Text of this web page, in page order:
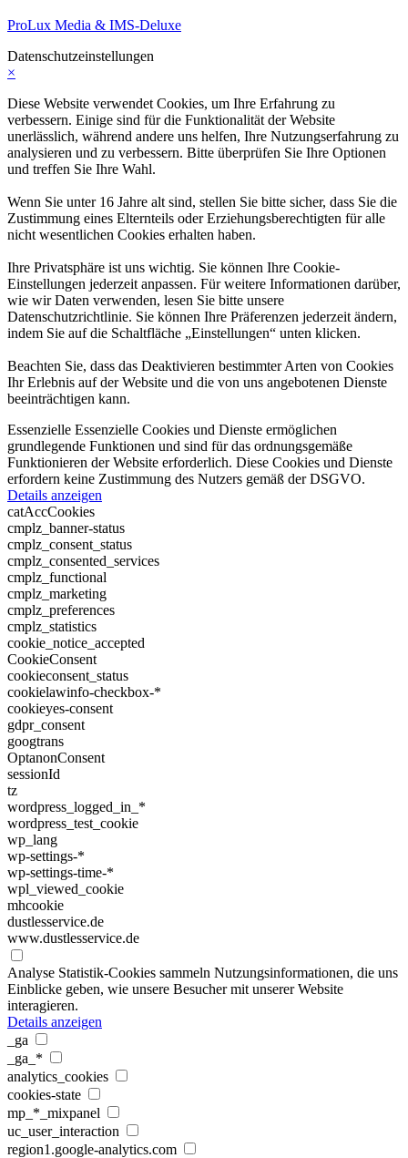
ProLux Media & IMS-Deluxe
Datenschutzeinstellungen
×
Diese Website verwendet Cookies, um Ihre Erfahrung zu
verbessern. Einige sind für die Funktionalität der Website
unerlässlich, während andere uns helfen, Ihre Nutzungserfahrung zu
analysieren und zu verbessern. Bitte überprüfen Sie Ihre Optionen
und treffen Sie Ihre Wahl.
Wenn Sie unter 16 Jahre alt sind, stellen Sie bitte sicher, dass Sie die
Zustimmung eines Elternteils oder Erziehungsberechtigten für alle
nicht wesentlichen Cookies erhalten haben.
Ihre Privatsphäre ist uns wichtig. Sie können Ihre Cookie-
Einstellungen jederzeit anpassen. Für weitere Informationen darüber,
wie wir Daten verwenden, lesen Sie bitte unsere
Datenschutzrichtlinie. Sie können Ihre Präferenzen jederzeit ändern,
indem Sie auf die Schaltfläche „Einstellungen“ unten klicken.
Beachten Sie, dass das Deaktivieren bestimmter Arten von Cookies
Ihr Erlebnis auf der Website und die von uns angebotenen Dienste
beeinträchtigen kann.
Essenzielle Essenzielle Cookies und Dienste ermöglichen
grundlegende Funktionen und sind für das ordnungsgemäße
Funktionieren der Website erforderlich. Diese Cookies und Dienste
erfordern keine Zustimmung des Nutzers gemäß der DSGVO.
Details anzeigen
catAccCookies
cmplz_banner-status
cmplz_consent_status
cmplz_consented_services
cmplz_functional
cmplz_marketing
cmplz_preferences
cmplz_statistics
cookie_notice_accepted
CookieConsent
cookieconsent_status
cookielawinfo-checkbox-*
cookieyes-consent
gdpr_consent
googtrans
OptanonConsent
sessionId
tz
wordpress_logged_in_*
wordpress_test_cookie
wp_lang
wp-settings-*
wp-settings-time-*
wpl_viewed_cookie
mhcookie
dustlesservice.de
www.dustlesservice.de
Analyse Statistik-Cookies sammeln Nutzungsinformationen, die uns
Einblicke geben, wie unsere Besucher mit unserer Website
interagieren.
Details anzeigen
_ga
_ga_*
analytics_cookies
cookies-state
mp_*_mixpanel
uc_user_interaction
region1.google-analytics.com